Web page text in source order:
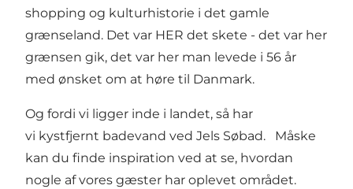
shopping og kulturhistorie i det gamle
grænseland. Det var HER det skete - det var her
grænsen gik, det var her man levede i 56 år
med ønsket om at høre til Danmark.
Og fordi vi ligger inde i landet, så har
vi kystfjernt badevand ved Jels Søbad.
Måske
kan du finde inspiration ved at se, hvordan
nogle af vores gæster har oplevet området.